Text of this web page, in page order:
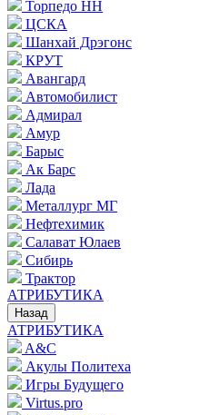
Торпедо НН
ЦСКА
Шанхай Дрэгонс
КРУТ
Авангард
Автомобилист
Адмирал
Амур
Барыс
Ак Барс
Лада
Металлург МГ
Нефтехимик
Салават Юлаев
Сибирь
Трактор
АТРИБУТИКА
Назад
АТРИБУТИКА
A&C
Акулы Политеха
Игры Будущего
Virtus.pro